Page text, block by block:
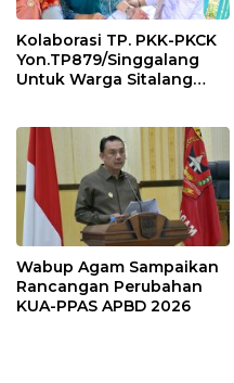
Kolaborasi TP. PKK-PKCK
Yon.TP879/Singgalang
Untuk Warga Sitalang
Wabup Agam Sampaikan
Rancangan Perubahan
KUA-PPAS APBD 2026